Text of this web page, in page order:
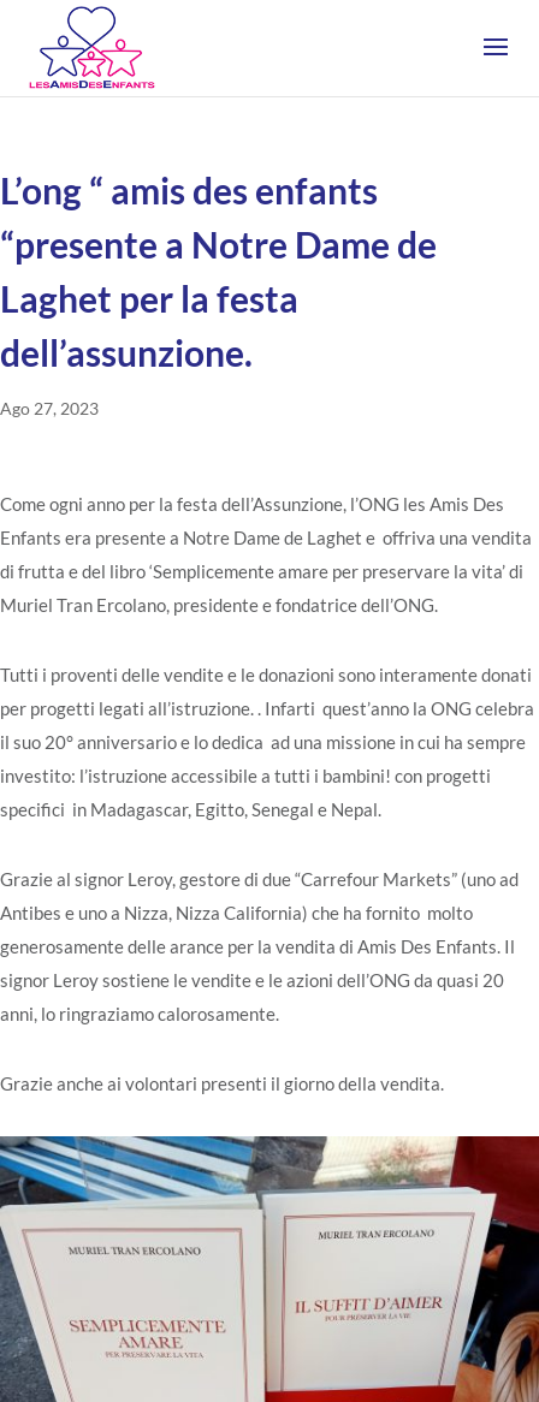
L’ong “ amis des enfants
“presente a Notre Dame de
Laghet per la festa
dell’assunzione.
Ago 27, 2023
Come ogni anno per la festa dell’Assunzione, l’ONG les Amis Des
Enfants era presente a Notre Dame de Laghet e offriva una vendita
di frutta e del libro ‘Semplicemente amare per preservare la vita’ di
Muriel Tran Ercolano, presidente e fondatrice dell’ONG.
Tutti i proventi delle vendite e le donazioni sono interamente donati
per progetti legati all’istruzione. . Infarti quest’anno la ONG celebra
il suo 20° anniversario e lo dedica ad una missione in cui ha sempre
investito: l’istruzione accessibile a tutti i bambini! con progetti
specifici in Madagascar, Egitto, Senegal e Nepal.
Grazie al signor Leroy, gestore di due “Carrefour Markets” (uno ad
Antibes e uno a Nizza, Nizza California) che ha fornito molto
generosamente delle arance per la vendita di Amis Des Enfants. Il
signor Leroy sostiene le vendite e le azioni dell’ONG da quasi 20
anni, lo ringraziamo calorosamente.
Grazie anche ai volontari presenti il giorno della vendita.